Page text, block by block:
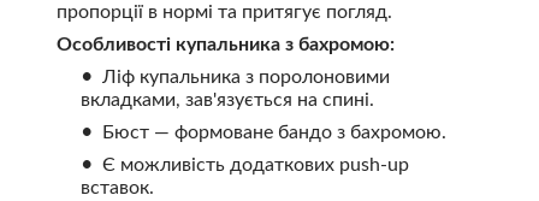
пропорції в нормі та притягує погляд.
Особливості купальника з бахромою:
Ліф купальника з поролоновими
вкладками, зав'язується на спині.
Бюст — формоване бандо з бахромою.
Є можливість додаткових push-up
вставок.